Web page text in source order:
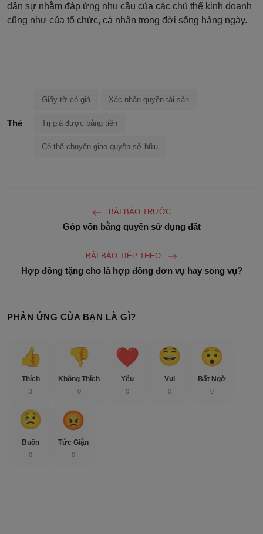
dân sự nhằm đáp ứng nhu cầu của các chủ thể kinh doanh
cũng như của tổ chức, cá nhân trong đời sống hàng ngày.
Thẻ
Giấy tờ có giá Xác nhận quyền tài sản
Trị giá được bằng tiền
Có thể chuyển giao quyền sở hữu
BÀI BÁO TRƯỚC
Góp vốn bằng quyền sử dụng đất
BÀI BÁO TIÊP THEO
Hợp đồng tặng cho là hợp đồng đơn vụ hay song vụ?
PHẢN ỨNG CỦA BẠN LÀ GÌ?
Thích
3
Không Thích
0
Yêu
0
Vui
0
Bất Ngờ
0
Buồn
0
Tức Giận
0